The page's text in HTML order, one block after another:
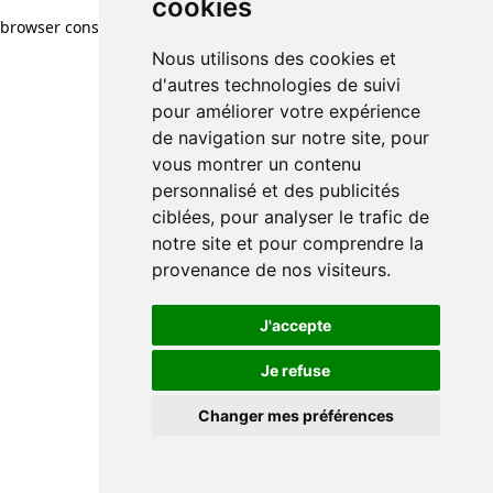
cookies
Nous utilisons des cookies et
d'autres technologies de suivi
pour améliorer votre expérience
de navigation sur notre site, pour
vous montrer un contenu
personnalisé et des publicités
ciblées, pour analyser le trafic de
notre site et pour comprendre la
provenance de nos visiteurs.
J'accepte
Je refuse
Changer mes préférences
browser console for more information)